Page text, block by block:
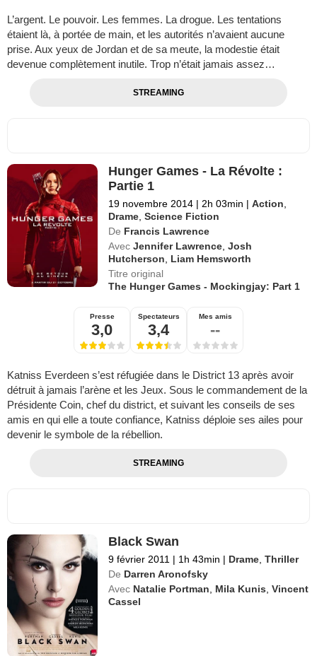
L’argent. Le pouvoir. Les femmes. La drogue. Les tentations
étaient là, à portée de main, et les autorités n’avaient aucune
prise. Aux yeux de Jordan et de sa meute, la modestie était
devenue complètement inutile. Trop n’était jamais assez…
STREAMING
Hunger Games - La Révolte :
Partie 1
19 novembre 2014 | 2h 03min | Action
Drame ,Science Fiction
De Francis Lawrence
Avec Jennifer Lawrence ,Josh
Hutcherson
Liam Hemsworth
Titre original
The Hunger Games - Mockingjay: Part 1
Presse
3,0
Spectateurs
3,4
Mes amis
--
Katniss Everdeen s’est réfugiée dans le District 13 après avoir
détruit à jamais l’arène et les Jeux. Sous le commandement de la
Présidente Coin, chef du district, et suivant les conseils de ses
amis en qui elle a toute confiance, Katniss déploie ses ailes pour
devenir le symbole de la rébellion.
STREAMING
Black Swan
9 février 2011 | 1h 43min | Drame ,Thriller
De Darren Aronofsky
Avec Natalie Portman Mila Kunis ,Vincent
Cassel